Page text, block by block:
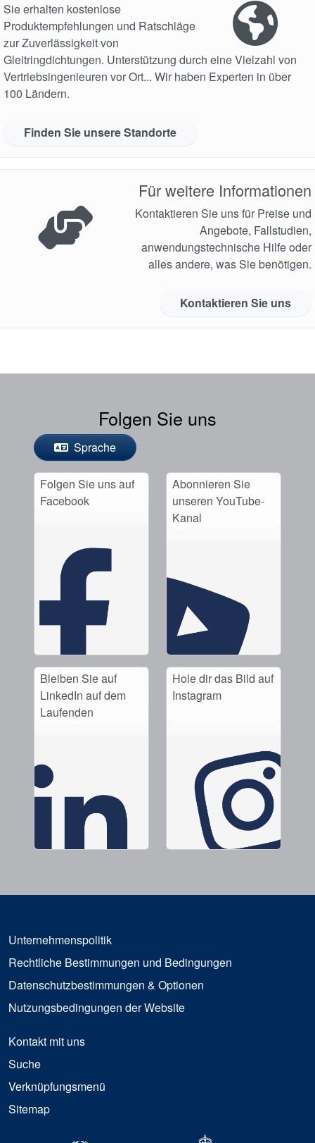
Sie erhalten kostenlose
Produktempfehlungen und Ratschläge
zur Zuverlässigkeit von
Gleitringdichtungen. Unterstützung durch eine Vielzahl von
Vertriebsingenieuren vor Ort... Wir haben Experten in über
100 Ländern.
Finden Sie unsere Standorte
Für weitere Informationen
Kontaktieren Sie uns für Preise und
Angebote, Fallstudien,
anwendungstechnische Hilfe oder
alles andere, was Sie benötigen.
Kontaktieren Sie uns
Folgen Sie uns
Sprache
Folgen Sie uns auf
Facebook
Abonnieren Sie
unseren YouTube-
Kanal
Bleiben Sie auf
LinkedIn auf dem
Laufenden
Hole dir das Bild auf
Instagram
Unternehmenspolitik
Rechtliche Bestimmungen und Bedingungen
Datenschutzbestimmungen & Optionen
Nutzungsbedingungen der Website
Kontakt mit uns
Suche
Verknüpfungsmenü
Sitemap